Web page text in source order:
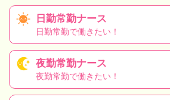
日勤常勤ナース
日勤常勤で働きたい！
夜勤常勤ナース
夜勤常勤で働きたい！